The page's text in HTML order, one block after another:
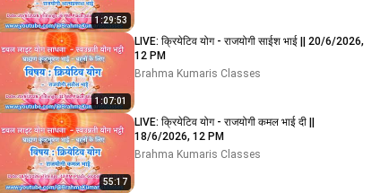
1:29:53
1:07:01
LIVE: क्रियेटिव योग - राजयोगी साईश भाई || 20/6/2026,
12 PM
Brahma Kumaris Classes
55:17
LIVE: क्रियेटिव योग - राजयोगी कमल भाई दी ||
18/6/2026, 12 PM
Brahma Kumaris Classes